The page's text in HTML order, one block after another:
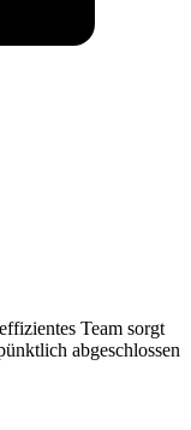
Team sorgt
abgeschlossen